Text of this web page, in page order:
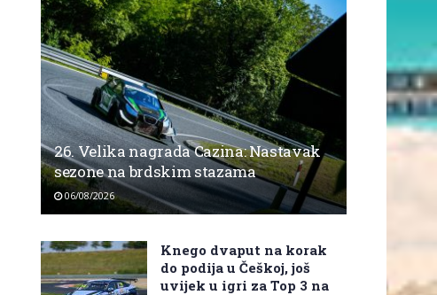
26. Velika nagrada Cazina: Nastavak
sezone na brdskim stazama
06/08/2026
Knego dvaput na korak
do podija u Češkoj, još
uvijek u igri za Top 3 na